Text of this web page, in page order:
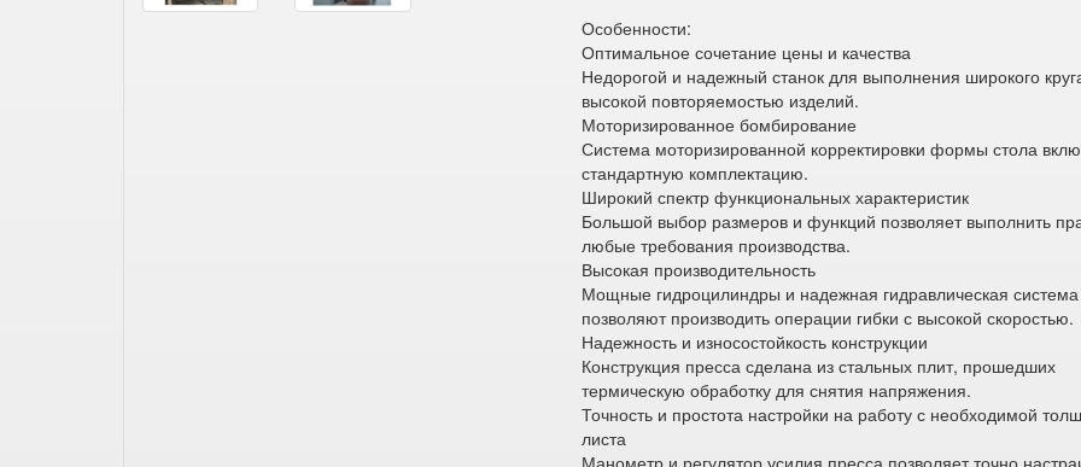
Особенности:
Оптимальное сочетание цены и качества
Недорогой и надежный станок для выполнения широкого
высокой повторяемостью изделий.
Моторизированное бомбирование
Система моторизированной корректировки формы стола
стандартную комплектацию.
Широкий спектр функциональных характеристик
Большой выбор размеров и функций позволяет выполнить
любые требования производства.
Высокая производительность
Мощные гидроцилиндры и надежная гидравлическая система
позволяют производить операции гибки с высокой скоростью.
Надежность и износостойкость конструкции
Конструкция пресса сделана из стальных плит, прошедших
термическую обработку для снятия напряжения.
Точность и простота настройки на работу с необходимой
листа
Манометр и регулятор усилия пресса позволяет точно